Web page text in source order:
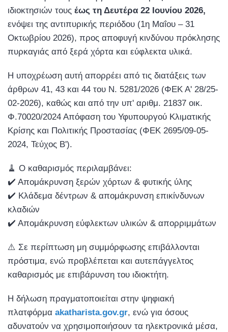
ιδιοκτησιών τους έως τη Δευτέρα 22 Ιουνίου 2026,
ενόψει της αντιπυρικής περιόδου (1η Μαΐου – 31
Οκτωβρίου 2026), προς αποφυγή κινδύνου πρόκλησης
πυρκαγιάς από ξερά χόρτα και εύφλεκτα υλικά.
Η υποχρέωση αυτή απορρέει από τις διατάξεις των
άρθρων 41, 43 και 44 του Ν. 5281/2026 (ΦΕΚ Αʹ 28/25-
02-2026), καθώς και από την υπʹ αριθμ. 21837 οικ.
Φ.70020/2024 Απόφαση του Υφυπουργού Κλιματικής
Κρίσης και Πολιτικής Προστασίας (ΦΕΚ 2695/09-05-
2024, Τεύχος Βʹ).
🧹 Ο καθαρισμός περιλαμβάνει:
✔️ Απομάκρυνση ξερών χόρτων & φυτικής ύλης
✔️ Κλάδεμα δέντρων & απομάκρυνση επικίνδυνων
κλαδιών
✔️ Απομάκρυνση εύφλεκτων υλικών & απορριμμάτων
⚠️ Σε περίπτωση μη συμμόρφωσης επιβάλλονται
πρόστιμα, ενώ προβλέπεται και αυτεπάγγελτος
καθαρισμός με επιβάρυνση του ιδιοκτήτη.
Η δήλωση πραγματοποιείται στην ψηφιακή
πλατφόρμα akatharista.gov.gr, ενώ για όσους
αδυνατούν να χρησιμοποιήσουν τα ηλεκτρονικά μέσα,